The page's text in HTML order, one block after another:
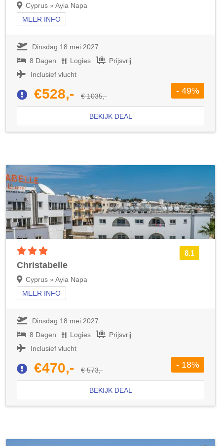
Cyprus » Ayia Napa
MEER INFO
Dinsdag 18 mei 2027
8 Dagen
Logies
Prijsvrij
Inclusief vlucht
€528,- € 1035,-
- 49%
BEKIJK DEAL
8.1
Christabelle
Cyprus » Ayia Napa
MEER INFO
Dinsdag 18 mei 2027
8 Dagen
Logies
Prijsvrij
Inclusief vlucht
€470,- € 573,-
- 18%
BEKIJK DEAL